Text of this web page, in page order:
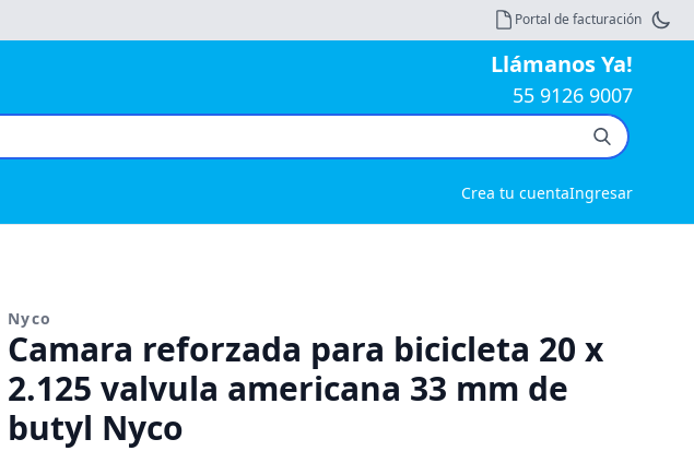
Portal de facturación
Llámanos Ya!
55 9126 9007
Crea tu cuentaIngresar
Nyco
Camara reforzada para bicicleta 20 x
2.125 valvula americana 33 mm de
butyl Nyco